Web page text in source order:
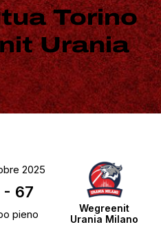
Torino
Urania
Wegreenit
Urania Milano
2025
- 67
pieno